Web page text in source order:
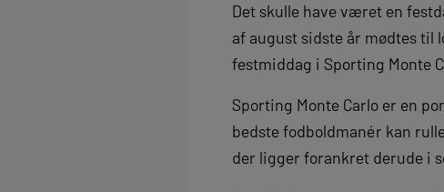
Det skulle have været en
af august sidste år mødtes
festmiddag i Sporting Monte
Sporting Monte Carlo er en
bedste fodboldmanér kan
der ligger forankret derude i